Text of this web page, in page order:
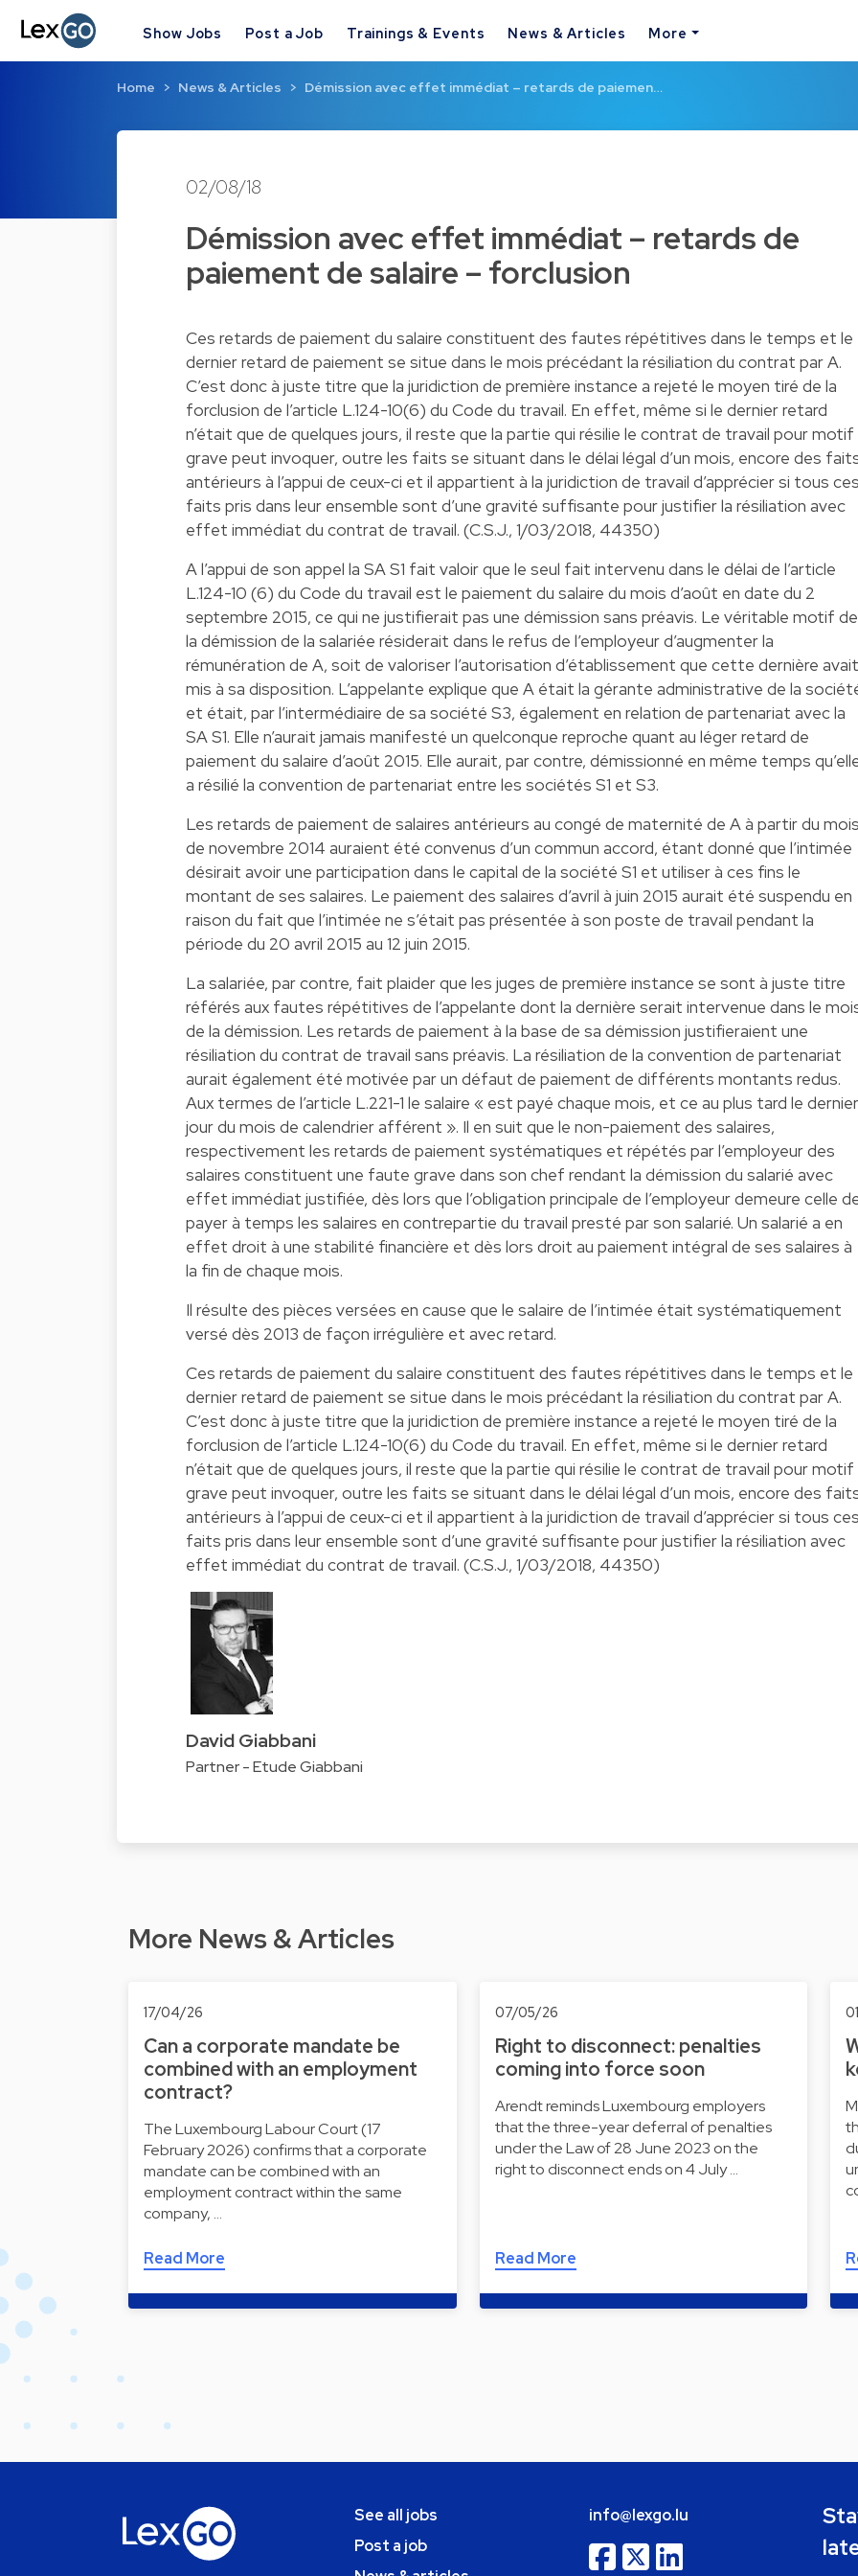
Show Jobs Post a Job Trainings & Events News & Articles More
Home News & Articles Démission avec effet immédiat – retards de paiemen…
02/08/18
Démission avec effet immédiat – retards de
paiement de salaire – forclusion
Ces retards de paiement du salaire constituent des fautes répétitives dans le temps et le
dernier retard de paiement se situe dans le mois précédant la résiliation du contrat par A.
C’est donc à juste titre que la juridiction de première instance a rejeté le moyen tiré de la
forclusion de l’article L.124-10(6) du Code du travail. En effet, même si le dernier retard
n’était que de quelques jours, il reste que la partie qui résilie le contrat de travail pour motif
grave peut invoquer, outre les faits se situant dans le délai légal d’un mois, encore des
antérieurs à l’appui de ceux-ci et il appartient à la juridiction de travail d’apprécier si tous
faits pris dans leur ensemble sont d’une gravité suffisante pour justifier la résiliation avec
effet immédiat du contrat de travail. (C.S.J., 1/03/2018, 44350)
A l’appui de son appel la SA S1 fait valoir que le seul fait intervenu dans le délai de l’article
L.124-10 (6) du Code du travail est le paiement du salaire du mois d’août en date du 2
septembre 2015, ce qui ne justifierait pas une démission sans préavis. Le véritable motif de
la démission de la salariée résiderait dans le refus de l’employeur d’augmenter la
rémunération de A, soit de valoriser l’autorisation d’établissement que cette dernière avait
mis à sa disposition. L’appelante explique que A était la gérante administrative de la
et était, par l’intermédiaire de sa société S3, également en relation de partenariat avec la
SA S1. Elle n’aurait jamais manifesté un quelconque reproche quant au léger retard de
paiement du salaire d’août 2015. Elle aurait, par contre, démissionné en même temps
a résilié la convention de partenariat entre les sociétés S1 et S3.
Les retards de paiement de salaires antérieurs au congé de maternité de A à partir du
de novembre 2014 auraient été convenus d’un commun accord, étant donné que l’intimée
désirait avoir une participation dans le capital de la société S1 et utiliser à ces fins le
montant de ses salaires. Le paiement des salaires d’avril à juin 2015 aurait été suspendu en
raison du fait que l’intimée ne s’était pas présentée à son poste de travail pendant la
période du 20 avril 2015 au 12 juin 2015.
La salariée, par contre, fait plaider que les juges de première instance se sont à juste titre
référés aux fautes répétitives de l’appelante dont la dernière serait intervenue dans le
de la démission. Les retards de paiement à la base de sa démission justifieraient une
résiliation du contrat de travail sans préavis. La résiliation de la convention de partenariat
aurait également été motivée par un défaut de paiement de différents montants redus.
Aux termes de l’article L.221-1 le salaire « est payé chaque mois, et ce au plus tard le dernier
jour du mois de calendrier afférent ». Il en suit que le non-paiement des salaires,
respectivement les retards de paiement systématiques et répétés par l’employeur des
salaires constituent une faute grave dans son chef rendant la démission du salarié avec
effet immédiat justifiée, dès lors que l’obligation principale de l’employeur demeure celle
payer à temps les salaires en contrepartie du travail presté par son salarié. Un salarié a en
effet droit à une stabilité financière et dès lors droit au paiement intégral de ses salaires à
la fin de chaque mois.
Il résulte des pièces versées en cause que le salaire de l’intimée était systématiquement
versé dès 2013 de façon irrégulière et avec retard.
Ces retards de paiement du salaire constituent des fautes répétitives dans le temps et le
dernier retard de paiement se situe dans le mois précédant la résiliation du contrat par A.
C’est donc à juste titre que la juridiction de première instance a rejeté le moyen tiré de la
forclusion de l’article L.124-10(6) du Code du travail. En effet, même si le dernier retard
n’était que de quelques jours, il reste que la partie qui résilie le contrat de travail pour motif
grave peut invoquer, outre les faits se situant dans le délai légal d’un mois, encore des
antérieurs à l’appui de ceux-ci et il appartient à la juridiction de travail d’apprécier si tous
faits pris dans leur ensemble sont d’une gravité suffisante pour justifier la résiliation avec
effet immédiat du contrat de travail. (C.S.J., 1/03/2018, 44350)
David Giabbani
Partner - Etude Giabbani
More News & Articles
17/04/26
Can a corporate mandate be
combined with an employment
contract?
The Luxembourg Labour Court (17
February 2026) confirms that a corporate
mandate can be combined with an
employment contract within the same
company, …
Read More
07/05/26
Right to disconnect: penalties
coming into force soon
Arendt reminds Luxembourg employers
that the three-year deferral of penalties
under the Law of 28 June 2023 on the
right to disconnect ends on 4 July …
Read More
See all jobs
Post a job
info@lexgo.lu